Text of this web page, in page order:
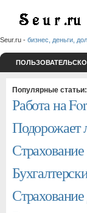
Seur.ru - бизнес, деньги,
Популярные статьи:
Работа на
Подорожает
Страхование